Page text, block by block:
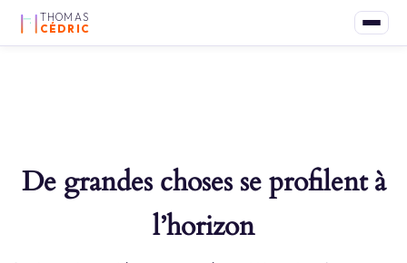
THOMAS
CÉDRIC
De grandes choses se profilent à
l’horizon